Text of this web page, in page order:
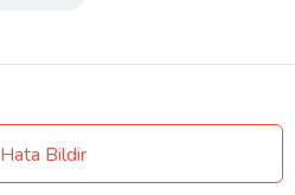
Hata Bildir